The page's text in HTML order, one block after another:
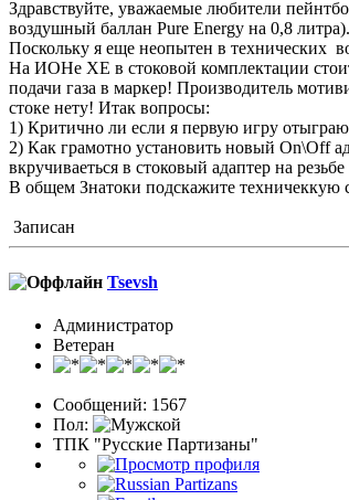
Здравствуйте, уважаемые любители
воздушный баллан Pure Energy на 0,8 литра).
Поскольку я еще неопытен в технических
На ИОНе ХЕ в стоковой комплектации
подачи газа в маркер! Производитель
стоке нету! Итак вопросы:
1) Критично ли если я первую игру
2) Как грамотно установить новый On\Off
вкручиваеться в стоковый адаптер на
В общем Знатоки подскажите техничеккую
Записан
Tsevsh
Администратор
Ветеран
Сообщений: 1567
Пол:
ТПК "Русские Партизаны"